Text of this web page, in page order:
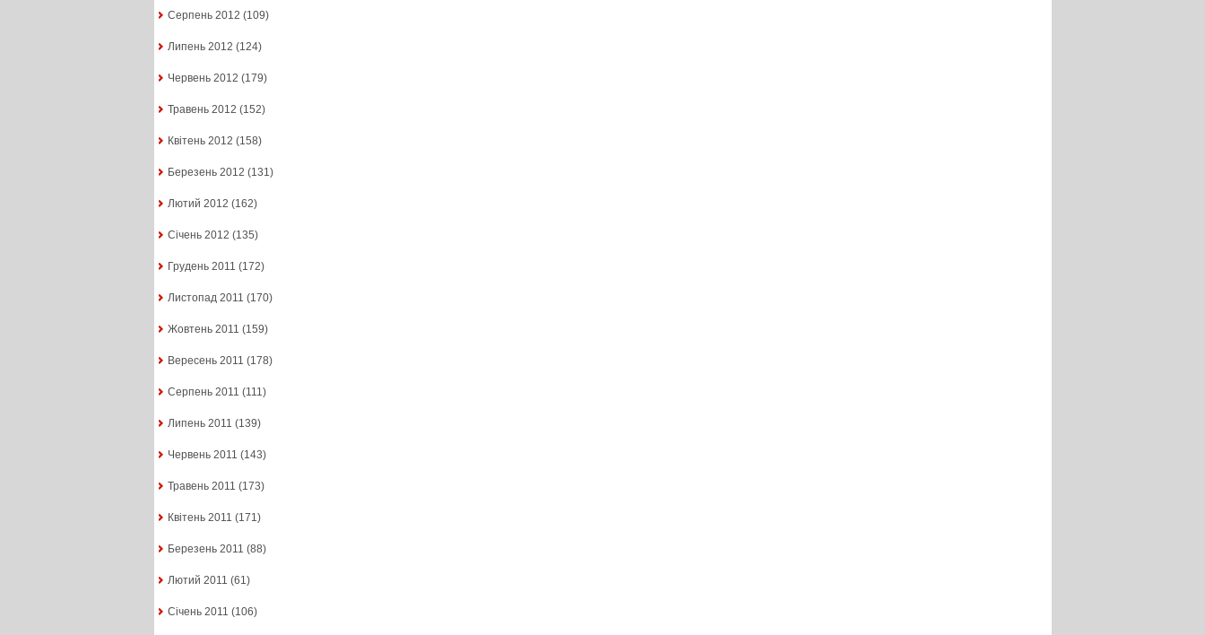
Серпень 2012 (109)
Липень 2012 (124)
Червень 2012 (179)
Травень 2012 (152)
Квітень 2012 (158)
Березень 2012 (131)
Лютий 2012 (162)
Січень 2012 (135)
Грудень 2011 (172)
Листопад 2011 (170)
Жовтень 2011 (159)
Вересень 2011 (178)
Серпень 2011 (111)
Липень 2011 (139)
Червень 2011 (143)
Травень 2011 (173)
Квітень 2011 (171)
Березень 2011 (88)
Лютий 2011 (61)
Січень 2011 (106)